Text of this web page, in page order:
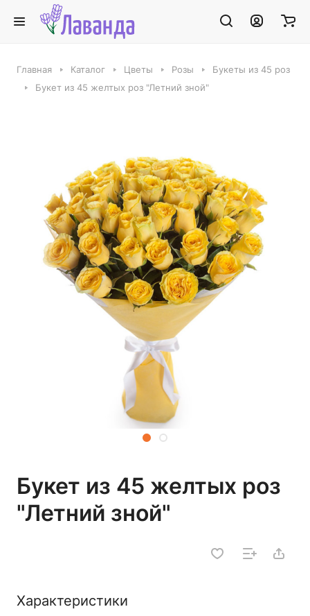
Главная Каталог Цветы Розы
Букеты из 45 роз
Букет из 45 желтых роз "Летний зной"
Букет из 45 желтых роз
"Летний зной"
Характеристики